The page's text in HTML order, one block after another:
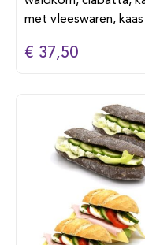
met vleeswaren,
€ 37,50